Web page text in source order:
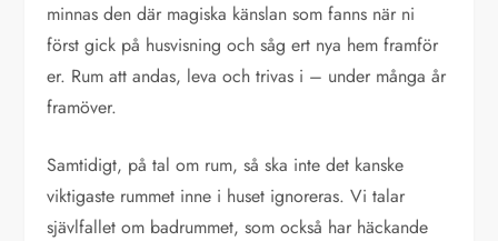
minnas den där magiska känslan som fanns när ni
först gick på husvisning och såg ert nya hem framför
er. Rum att andas, leva och trivas i – under många år
framöver.
Samtidigt, på tal om rum, så ska inte det kanske
viktigaste rummet inne i huset ignoreras. Vi talar
sjävlfallet om badrummet, som också har häckande